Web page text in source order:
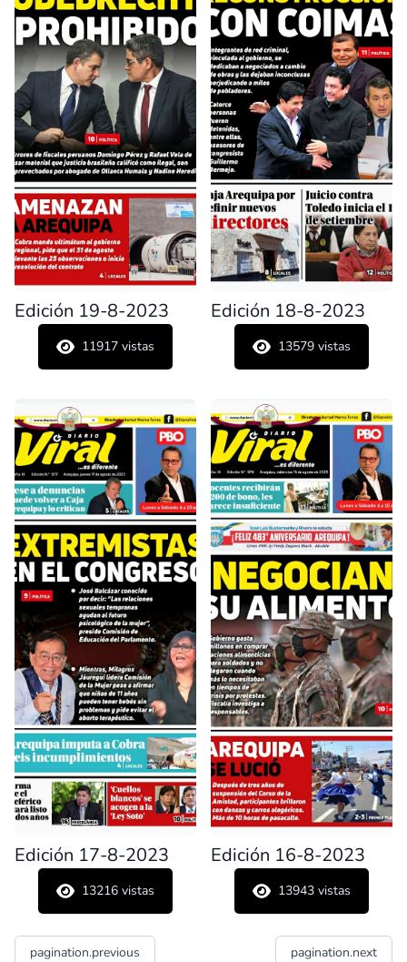
Edición 19-8-2023
11917 vistas
Edición 18-8-2023
13579 vistas
Edición 17-8-2023
13216 vistas
Edición 16-8-2023
13943 vistas
pagination.previous pagination.next